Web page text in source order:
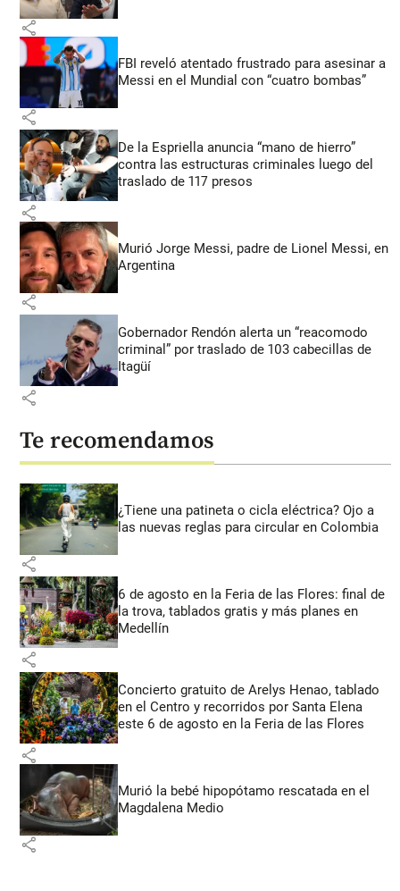
share
FBI reveló atentado frustrado para asesinar a
Messi en el Mundial con “cuatro bombas”
share
De la Espriella anuncia “mano de hierro”
contra las estructuras criminales luego del
traslado de 117 presos
share
Murió Jorge Messi, padre de Lionel Messi, en
Argentina
share
Gobernador Rendón alerta un “reacomodo
criminal” por traslado de 103 cabecillas de
Itagüí
share
Te recomendamos
¿Tiene una patineta o cicla eléctrica? Ojo a
las nuevas reglas para circular en Colombia
share
6 de agosto en la Feria de las Flores: final de
la trova, tablados gratis y más planes en
Medellín
share
Concierto gratuito de Arelys Henao, tablado
en el Centro y recorridos por Santa Elena
este 6 de agosto en la Feria de las Flores
share
Murió la bebé hipopótamo rescatada en el
Magdalena Medio
share